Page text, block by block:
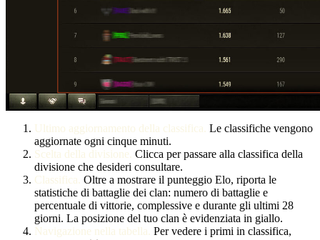
Ultimo aggiornamento della classifica. Le classifiche vengono
aggiornate ogni cinque minuti.
Scelta della divisione. Clicca per passare alla classifica della
divisione che desideri consultare.
Classifica. Oltre a mostrare il punteggio Elo, riporta le
statistiche di battaglie dei clan: numero di battaglie e
percentuale di vittorie, complessive e durante gli ultimi 28
giorni. La posizione del tuo clan è evidenziata in giallo.
Navigazione nella tabella. Per vedere i primi in classifica,